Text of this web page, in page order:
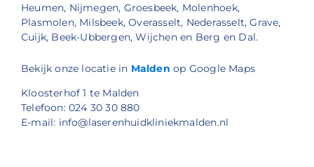
Heumen, Nijmegen, Groesbeek, Molenhoek,
Plasmolen, Milsbeek, Overasselt, Nederasselt, Grave,
Cuijk, Beek-Ubbergen, Wijchen en Berg en Dal.
Bekijk onze locatie in Malden op Google Maps
Kloosterhof 1 te Malden
Telefoon: 024 30 30 880
E-mail: info@laserenhuidkliniekmalden.nl